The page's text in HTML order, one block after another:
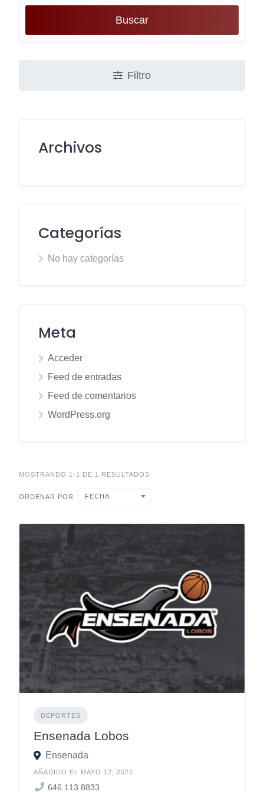
Buscar
Filtro
Archivos
Categorías
No hay categorías
Meta
Acceder
Feed de entradas
Feed de comentarios
WordPress.org
MOSTRANDO 1-1 DE 1 RESULTADOS
ORDENAR POR FECHA
DEPORTES
Ensenada Lobos
Ensenada
AÑADIDO EL MAYO 12, 2022
646 113 8833